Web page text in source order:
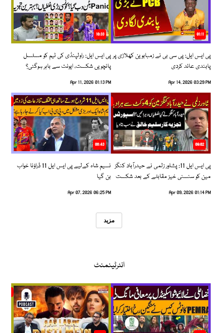
01:11
پی ایس ایل: پی سی بی نے زمبابوین کھلاڑی پر
پابندی عائد کردی
Apr 14, 2026 03:29 PM
10:33
پی ایس ایل: راولپنڈی کی ٹیم کو مسلسل
پانچویں شکست، ایونٹ سے باہر ہوگئی؟
Apr 11, 2026 01:13 PM
09:02
پی ایس ایل 11: پشاور زلمی نے حیدرآباد کنگز
مین کو سنسنی خیز مقابلے کے بعد شکست
Apr 09, 2026 01:14 PM
06:43
نسیم شاہ کےلیے پی ایس ایل 11 ڈراؤنا خواب
بن گیا
Apr 07, 2026 06:25 PM
مزید
انٹرٹینمنٹ